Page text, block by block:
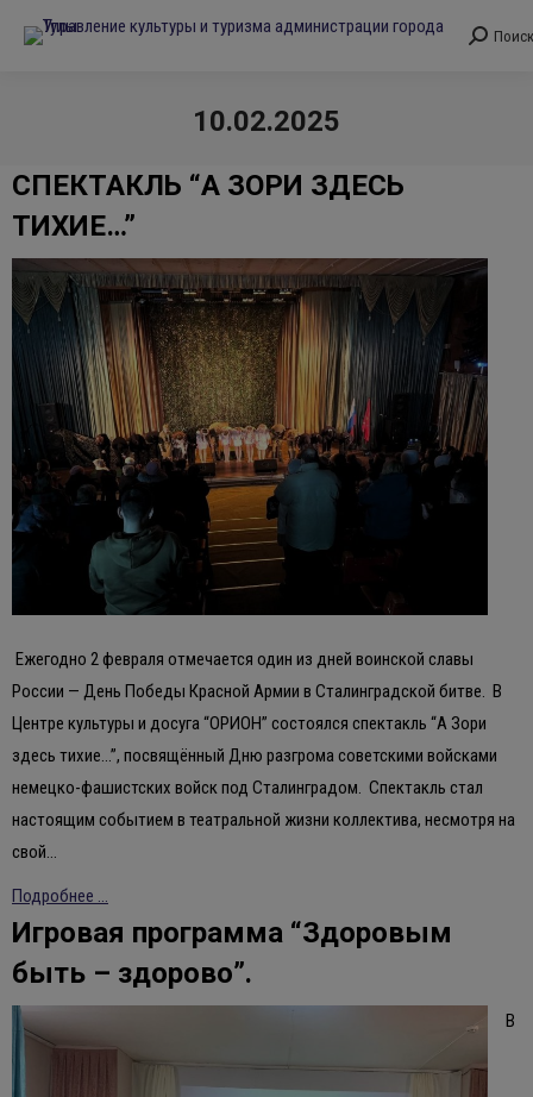
Поиск:
Поиск
10.02.2025
СПЕКТАКЛЬ “А ЗОРИ ЗДЕСЬ
ТИХИЕ…”
Ежегодно 2 февраля отмечается один из дней воинской славы
России — День Победы Красной Армии в Сталинградской битве. В
Центре культуры и досуга “ОРИОН” состоялся спектакль “А Зори
здесь тихие…”, посвящённый Дню разгрома советскими войсками
немецко-фашистских войск под Сталинградом. Спектакль стал
настоящим событием в театральной жизни коллектива, несмотря на
свой…
Подробнее ...
Игровая программа “Здоровым
быть – здорово”.
В